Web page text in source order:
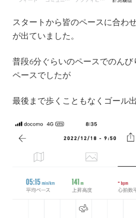
スタートから皆のペースに合わ
が出ていました。
普段6分ぐらいのペースでのん
ペースでしたが
最後まで歩くこともなくゴール出